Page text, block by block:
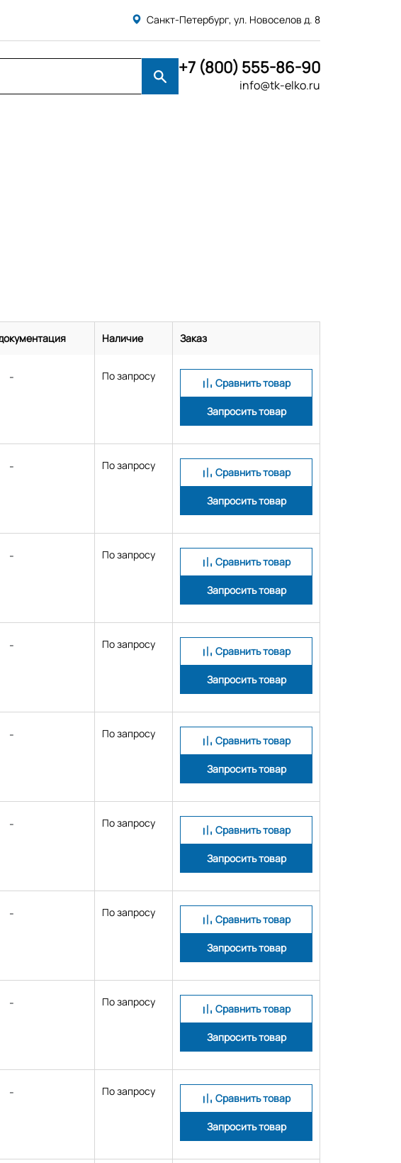
Санкт-Петербург, ул. Новоселов д. 8
+7 (800) 555-86-90
info@tk-elko.ru
Наличие Заказ
- По запросу
Сравнить товар
Запросить товар
- По запросу
Сравнить товар
Запросить товар
- По запросу
Сравнить товар
Запросить товар
- По запросу
Сравнить товар
Запросить товар
- По запросу
Сравнить товар
Запросить товар
- По запросу
Сравнить товар
Запросить товар
- По запросу
Сравнить товар
Запросить товар
- По запросу
Сравнить товар
Запросить товар
- По запросу
Сравнить товар
Запросить товар